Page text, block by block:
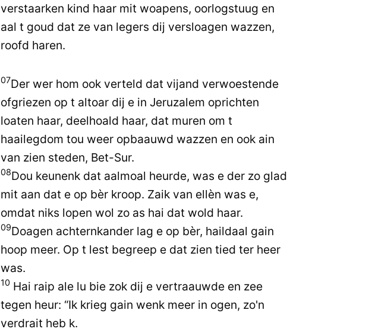
verstaarken kind haar mit woapens, oorlogstuug en
aal t goud dat ze van legers dij versloagen wazzen,
roofd haren.
07Der wer hom ook verteld dat vijand verwoestende
ofgriezen op t altoar dij e in Jeruzalem oprichten
loaten haar, deelhoald haar, dat muren om t
haailegdom tou weer opbaauwd wazzen en ook ain
van zien steden, Bet-Sur.
08Dou keunenk dat aalmoal heurde, was e der zo glad
mit aan dat e op bèr kroop. Zaik van ellèn was e,
omdat niks lopen wol zo as hai dat wold haar.
09Doagen achternkander lag e op bèr, haildaal gain
hoop meer. Op t lest begreep e dat zien tied ter heer
was.
10 Hai raip ale lu bie zok dij e vertraauwde en zee
tegen heur: “Ik krieg gain wenk meer in ogen, zo'n
verdrait heb k.